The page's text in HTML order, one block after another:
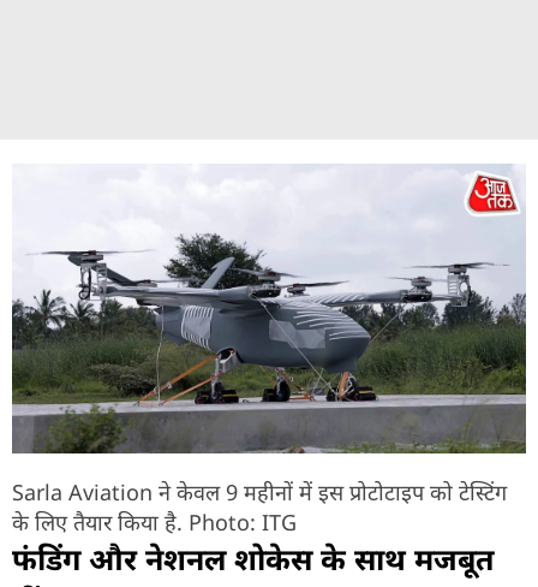
Sarla Aviation ने केवल 9 महीनों में इस प्रोटोटाइप को टेस्टिंग
के लिए तैयार किया है. Photo: ITG
फंडिंग और नेशनल शोकेस के साथ मजबूत